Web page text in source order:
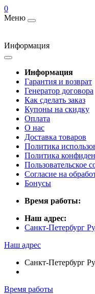
0
Меню
Информация
Информация
Гарантия и возврат
Генератор договора
Как сделать заказ
Купоны на скидку
Оплата
О нас
Доставка товаров
Политика
Политика
Пользовательское
Согласие на
Бонусы
Время работы:
Наш адрес:
Санкт-Петербург
Наш адрес
Санкт-Петербург
Время работы